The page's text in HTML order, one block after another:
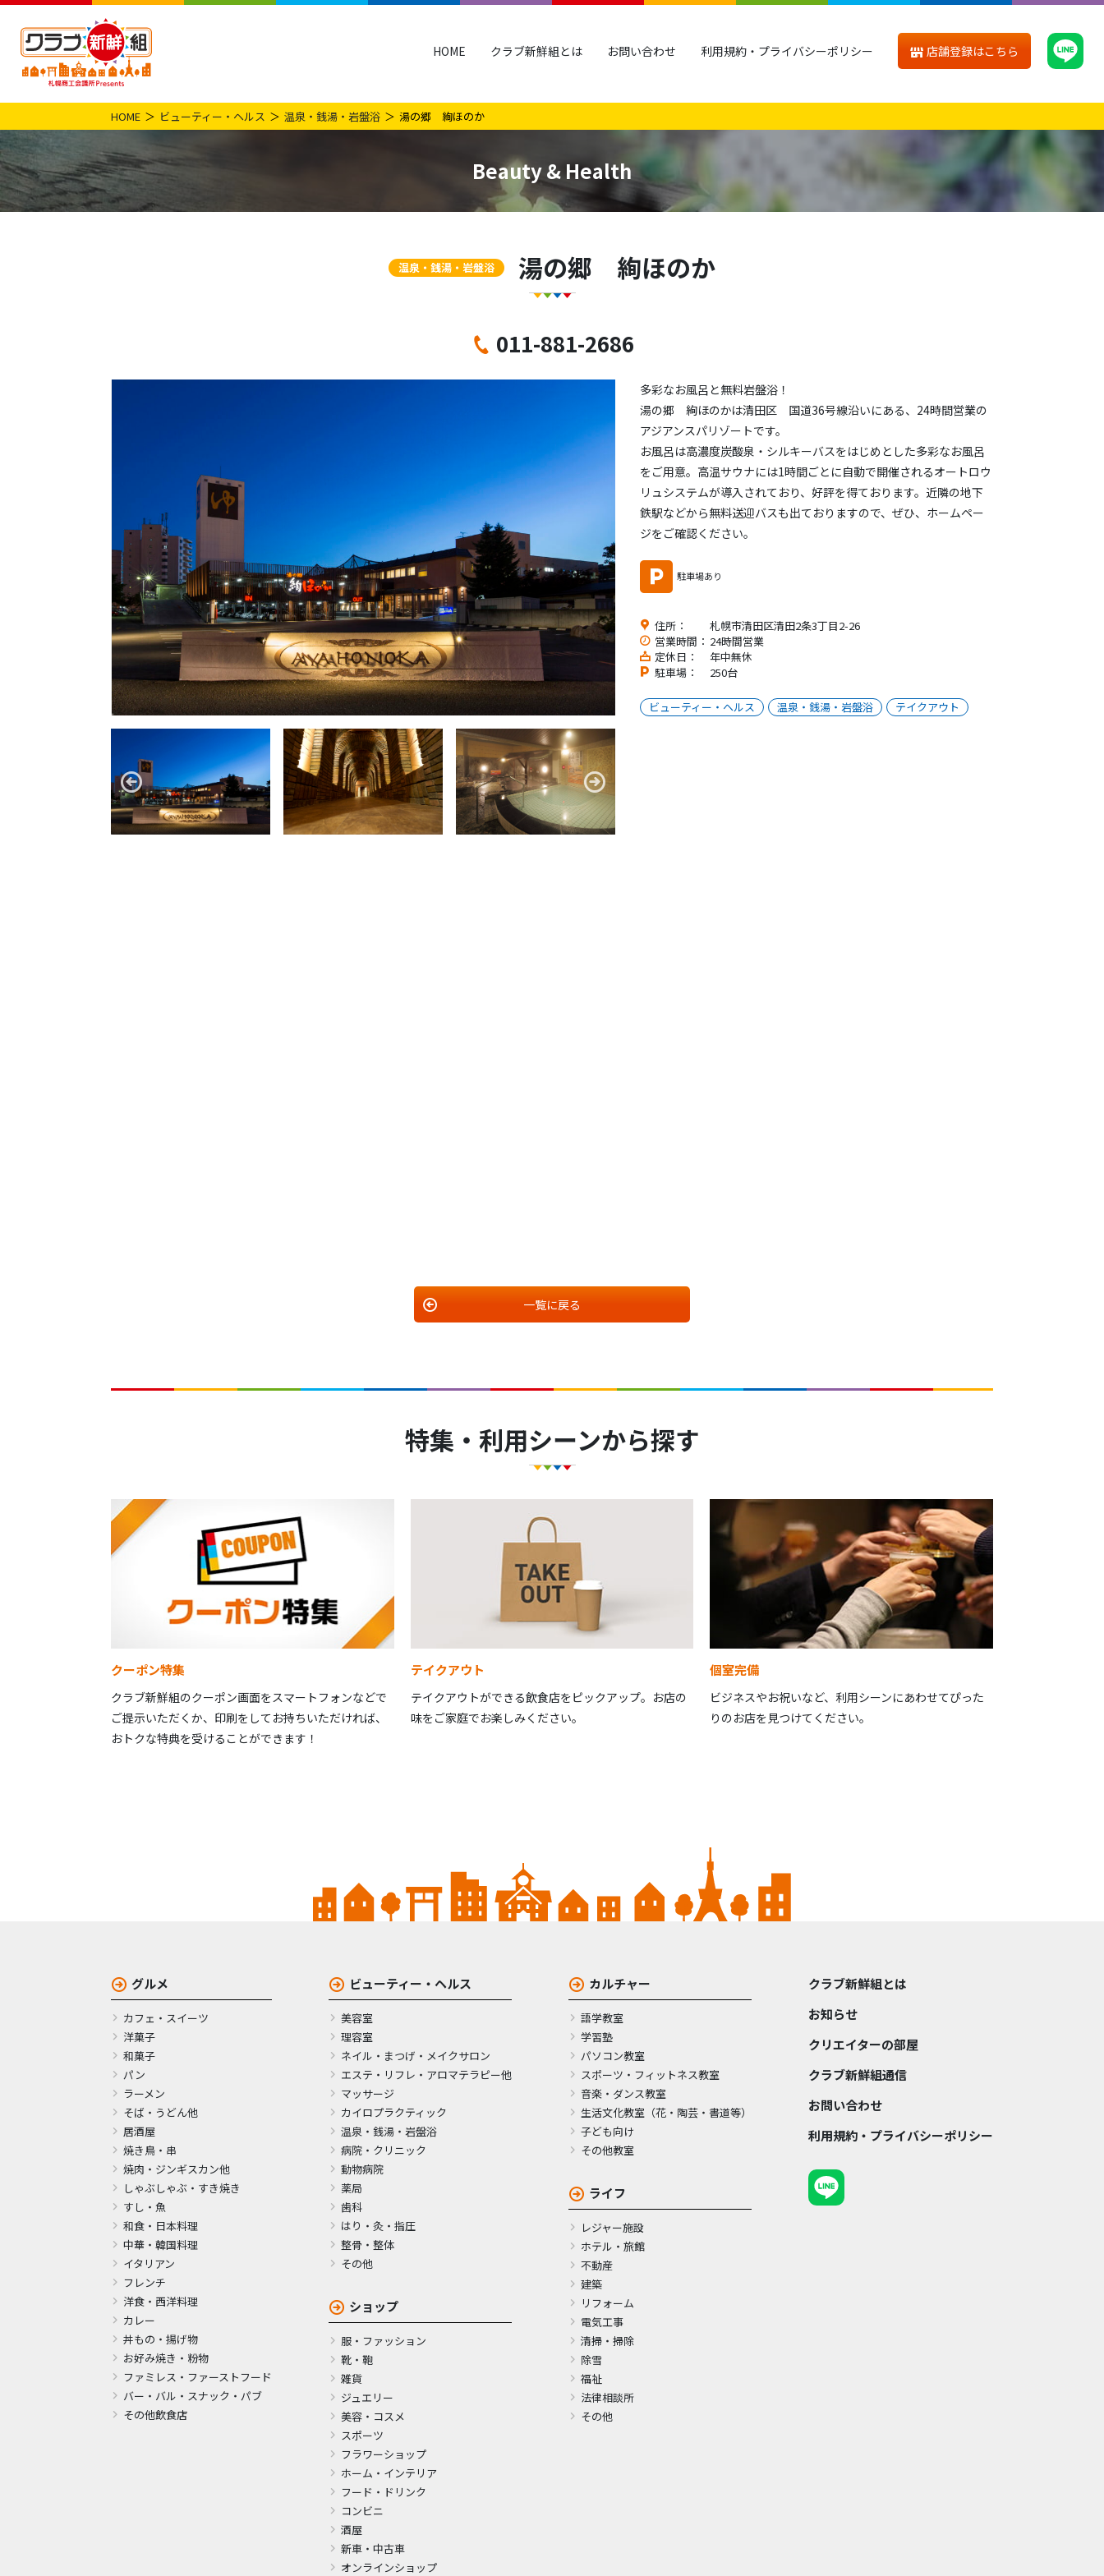
HOME クラブ新鮮組とは お問い合わせ 利用規約・プライバシーポリシー 店舗登録はこちら
HOME ビューティー・ヘルス 温泉・銭湯・岩盤浴 湯の郷 絢ほのか
Beauty & Health
温泉・銭湯・岩盤浴 湯の郷 絢ほのか
011-881-2686
多彩なお風呂と無料岩盤浴！
湯の郷 絢ほのかは清田区 国道36号線沿いにある、24時間営業の
アジアンスパリゾートです。
お風呂は高濃度炭酸泉・シルキーバスをはじめとした多彩なお風呂
をご用意。高温サウナには1時間ごとに自動で開催されるオートロウ
リュシステムが導入されており、好評を得ております。近隣の地下
鉄駅などから無料送迎バスも出ておりますので、ぜひ、ホームペー
ジをご確認ください。
駐車場あり
住所：
札幌市清田区清田2条3丁目2-26
営業時間： 24時間営業
定休日：
年中無休
駐車場：
250台
ビューティー・ヘルス 温泉・銭湯・岩盤浴 テイクアウト
一覧に戻る
特集・利用シーンから探す
クーポン特集
クラブ新鮮組のクーポン画面をスマートフォンなどで
ご提示いただくか、印刷をしてお持ちいただければ、
おトクな特典を受けることができます！
テイクアウト
テイクアウトができる飲食店をピックアップ。お店の
味をご家庭でお楽しみください。
個室完備
ビジネスやお祝いなど、利用シーンにあわせてぴった
りのお店を見つけてください。
グルメ
カフェ・スイーツ
洋菓子
和菓子
パン
ラーメン
そば・うどん他
居酒屋
焼き鳥・串
焼肉・ジンギスカン他
しゃぶしゃぶ・すき焼き
すし・魚
和食・日本料理
中華・韓国料理
イタリアン
フレンチ
洋食・西洋料理
カレー
丼もの・揚げ物
お好み焼き・粉物
ファミレス・ファーストフード
バー・バル・スナック・パブ
その他飲食店
ビューティー・ヘルス
美容室
理容室
ネイル・まつげ・メイクサロン
エステ・リフレ・アロマテラピー他
マッサージ
カイロプラクティック
温泉・銭湯・岩盤浴
病院・クリニック
動物病院
薬局
歯科
はり・灸・指圧
整骨・整体
その他
ショップ
服・ファッション
靴・鞄
雑貨
ジュエリー
美容・コスメ
スポーツ
フラワーショップ
ホーム・インテリア
フード・ドリンク
コンビニ
酒屋
新車・中古車
オンラインショップ
カルチャー
語学教室
学習塾
パソコン教室
スポーツ・フィットネス教室
音楽・ダンス教室
生活文化教室（花・陶芸・書道等）
子ども向け
その他教室
ライフ
レジャー施設
ホテル・旅館
不動産
建築
リフォーム
電気工事
清掃・掃除
除雪
福祉
法律相談所
その他
クラブ新鮮組とは
お知らせ
クリエイターの部屋
クラブ新鮮組通信
お問い合わせ
利用規約・プライバシーポリシー